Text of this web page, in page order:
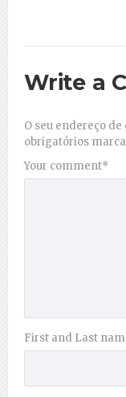
Write a
O seu endereço
obrigatórios
Your comment*
First and Last